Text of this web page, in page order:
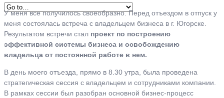
У меня все получилось своеобразно. Перед отъездом в отпуск у
меня состоялась встреча с владельцем бизнеса в г. Югорске.
Результатом встречи стал проект по построению
эффективной системы бизнеса и освобождению
владельца от постоянной работе в нем.
В день моего отъезда, прямо в 8.30 утра, была проведена
стратегическая сессия с владельцем и сотрудниками компании.
В рамках сессии был разобран основной бизнес-процесс